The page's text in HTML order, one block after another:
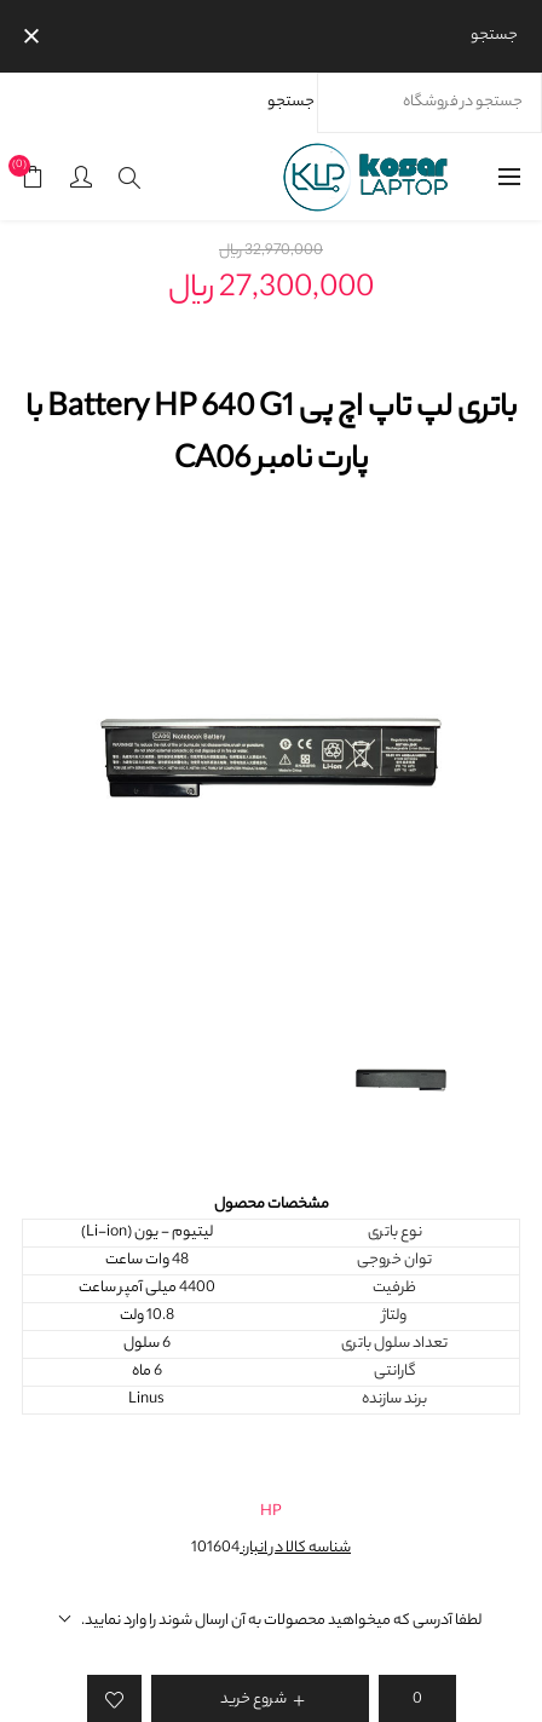
جستجو
جستجو
(0)
باتری لپ تاپ اچ پی Battery HP 640 G1 با پارت نامبر CA06
باتری لپ تاپ اچ پی Battery HP 640 G1 با
پارت نامبر CA06
مشخصات محصول
نوع باتری
لیتیوم - یون (Li-ion)
توان خروجی
48 وات ساعت
ظرفیت
4400 میلی آمپر ساعت
ولتاژ
10.8 ولت
تعداد سلول باتری
6 سلول
گارانتی
6 ماه
برند سازنده
Linus
32,970,000 ریال
27,300,000 ریال
HP
شناسه کالا در انبار:101604
لطفا آدرسی که میخواهید محصولات به آن ارسال شوند را وارد نمایید.
شروع خرید